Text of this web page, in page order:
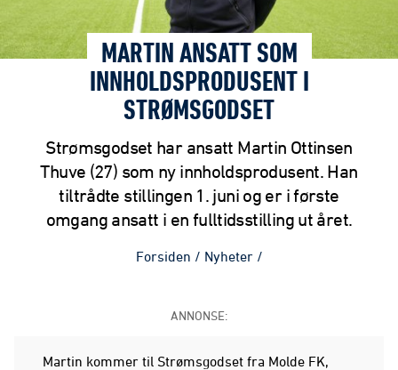
MARTIN ANSATT SOM
INNHOLDSPRODUSENT I
STRØMSGODSET
Strømsgodset har ansatt Martin Ottinsen
Thuve (27) som ny innholdsprodusent. Han
tiltrådte stillingen 1. juni og er i første
omgang ansatt i en fulltidsstilling ut året.
Forsiden / Nyheter /
ANNONSE:
Martin kommer til Strømsgodset fra Molde FK,